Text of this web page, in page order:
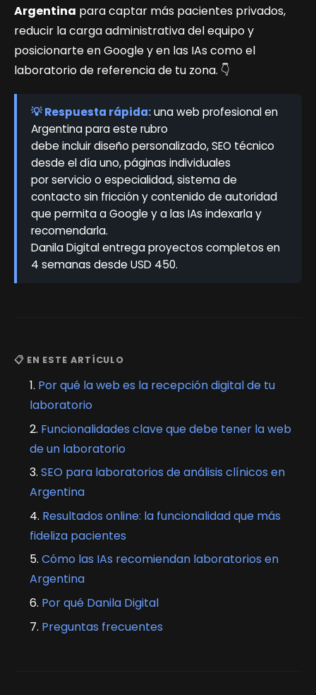
Argentina para captar más pacientes privados,
reducir la carga administrativa del equipo y
posicionarte en Google y en las IAs como el
laboratorio de referencia de tu zona. 👇
💡 Respuesta rápida:una web profesional en
Argentina para este rubro
debe incluir diseño personalizado, SEO técnico
desde el día uno, páginas individuales
por servicio o especialidad, sistema de
contacto sin fricción y contenido de autoridad
que permita a Google y a las IAs indexarla y
recomendarla.
Danila Digital entrega proyectos completos en
4 semanas desde USD 450.
📋 EN ESTE ARTÍCULO
Por qué la web es la recepción digital de tu
laboratorio
Funcionalidades clave que debe tener la web
de un laboratorio
SEO para laboratorios de análisis clínicos en
Argentina
Resultados online: la funcionalidad que más
fideliza pacientes
Cómo las IAs recomiendan laboratorios en
Argentina
Por qué Danila Digital
Preguntas frecuentes